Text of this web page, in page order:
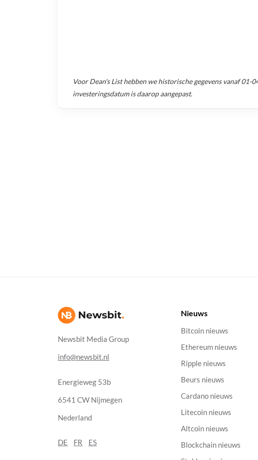
VoorDean's Listhebben we historische gegevens vanaf01-
investeringsdatum is daarop aangepast.
Newsbit Media Group
info@newsbit.nl
Energieweg 53b
6541 CW Nijmegen
Nederland
DE FR ES
Nieuws
Bitcoin nieuws
Ethereum nieuws
Ripple nieuws
Beurs nieuws
Cardano nieuws
Litecoin nieuws
Altcoin nieuws
Blockchain nieuws